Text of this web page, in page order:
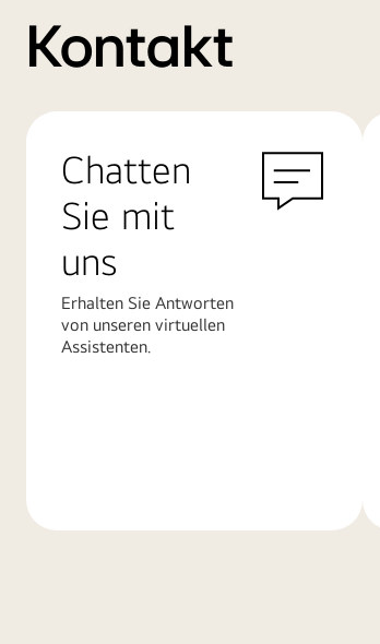
Kontakt
Chatten
Sie mit
uns
Erhalten Sie Antworten
von unseren virtuellen
Assistenten.